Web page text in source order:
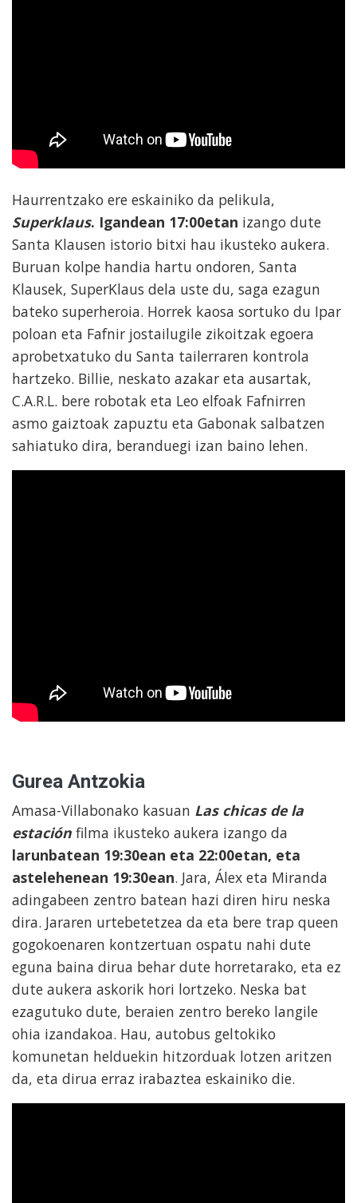
Haurrentzako ere eskainiko da pelikula,
Superklaus. Igandean 17:00etan izango dute
Santa Klausen istorio bitxi hau ikusteko aukera.
Buruan kolpe handia hartu ondoren, Santa
Klausek, SuperKlaus dela uste du, saga ezagun
bateko superheroia. Horrek kaosa sortuko du Ipar
poloan eta Fafnir jostailugile zikoitzak egoera
aprobetxatuko du Santa tailerraren kontrola
hartzeko. Billie, neskato azakar eta ausartak,
C.A.R.L. bere robotak eta Leo elfoak Fafnirren
asmo gaiztoak zapuztu eta Gabonak salbatzen
sahiatuko dira, beranduegi izan baino lehen.
Gurea Antzokia
Amasa-Villabonako kasuan Las chicas de la
estación filma ikusteko aukera izango da
larunbatean 19:30ean eta 22:00etan, eta
astelehenean 19:30ean. Jara, Álex eta Miranda
adingabeen zentro batean hazi diren hiru neska
dira. Jararen urtebetetzea da eta bere trap queen
gogokoenaren kontzertuan ospatu nahi dute
eguna baina dirua behar dute horretarako, eta ez
dute aukera askorik hori lortzeko. Neska bat
ezagutuko dute, beraien zentro bereko langile
ohia izandakoa. Hau, autobus geltokiko
komunetan helduekin hitzorduak lotzen aritzen
da, eta dirua erraz irabaztea eskainiko die.